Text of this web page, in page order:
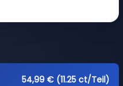
54,99 € (11.25 ct/Teil)